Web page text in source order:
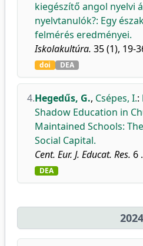
kiegészítő angol nyelvi
nyelvtanulók?: Egy
felmérés eredményei.
Iskolakultúra. 35 (1), 19-
doi DEA
4.Hegedűs, G., Csépes, I.:
Shadow Education in
Maintained Schools:
Social Capital.
Cent. Eur. J. Educat. Res. 6
DEA
2024